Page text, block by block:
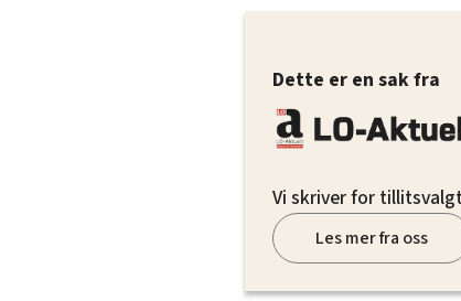
Dette er en sak fra
Vi skriver for
Les mer fra oss